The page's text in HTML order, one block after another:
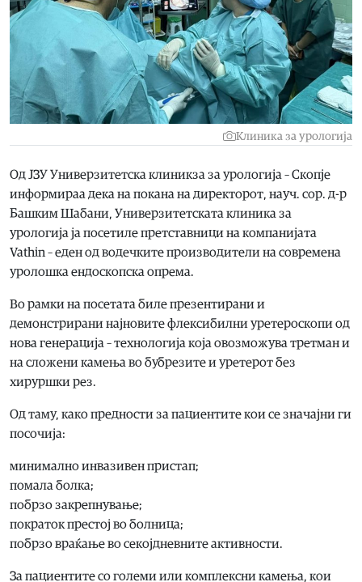
Клиника за урологија
Од ЈЗУ Универзитетска клиникза за урологија – Скопје
информираа дека на покана на директорот, науч. сор. д-р
Башким Шабани, Универзитетската клиника за
урологија ја посетиле претставници на компанијата
Vathin – еден од водечките производители на современа
уролошка ендоскопска опрема.
Во рамки на посетата биле презентирани и
демонстрирани најновите флексибилни уретероскопи од
нова генерација – технологија која овозможува третман и
на сложени камења во бубрезите и уретерот без
хируршки рез.
Од таму, како предности за пациентите кои се значајни ги
посочија:
минимално инвазивен пристап;
помала болка;
побрзо закрепнување;
пократок престој во болница;
побрзо враќање во секојдневните активности.
За пациентите со големи или комплексни камења, кои